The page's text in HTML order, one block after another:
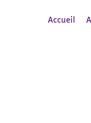
Accueil